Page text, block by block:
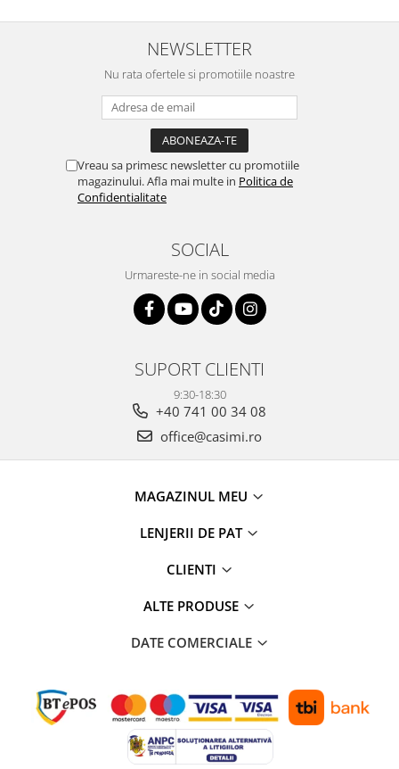
NEWSLETTER
Nu rata ofertele si promotiile noastre
Vreau sa primesc newsletter cu promotiile
magazinului. Afla mai multe in Politica de
Confidentialitate
SOCIAL
Urmareste-ne in social media
SUPORT CLIENTI
9:30-18:30
+40 741 00 34 08
office@casimi.ro
MAGAZINUL MEU
LENJERII DE PAT
CLIENTI
ALTE PRODUSE
DATE COMERCIALE